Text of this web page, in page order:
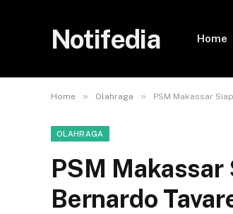
Notifedia Home
Home » Olahraga » PSM Makassar
OLAHRAGA
PSM Makassar
Bernardo